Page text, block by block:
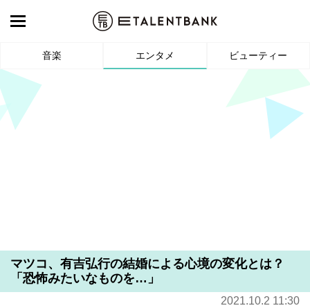
音楽 エンタメ ビューティー
マツコ、有吉弘行の結婚による心境の変化とは？
「恐怖みたいなものを…」
2021.10.2 11:30